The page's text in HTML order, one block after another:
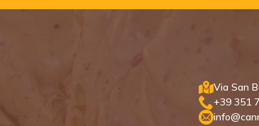
Via San
+39 351